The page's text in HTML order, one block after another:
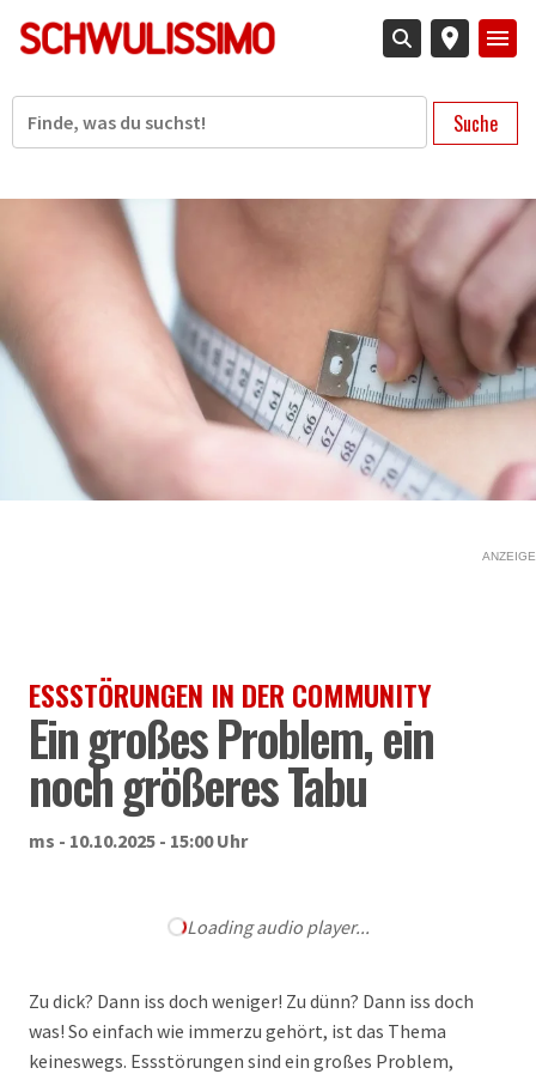
zum
Inhalt
Suche
ANZEIGE
ESSSTÖRUNGEN IN DER COMMUNITY
Ein großes Problem, ein
noch größeres Tabu
ms - 10.10.2025 - 15:00 Uhr
Loading audio player...
Zu dick? Dann iss doch weniger! Zu dünn? Dann iss doch
was! So einfach wie immerzu gehört, ist das Thema
keineswegs. Essstörungen sind ein großes Problem,